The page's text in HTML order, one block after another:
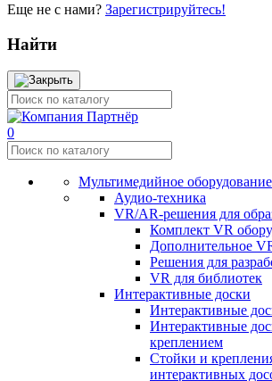
Еще не с нами? Зарегистрируйтесь!
Найти
0
Мультимедийное оборудование
Аудио-техника
VR/AR-решения для
Комплект VR
Дополнительное
Решения для
VR для библиотек
Интерактивные доски
Интерактивные
Интерактивные
креплением
Стойки и
интерактивных